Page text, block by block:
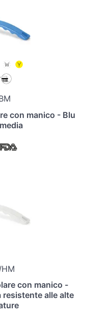
con manico - Blu
con manico -
resistente alle alte